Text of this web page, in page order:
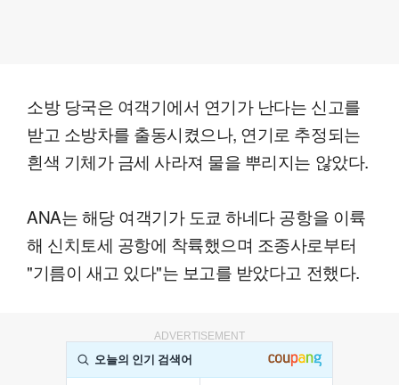
소방 당국은 여객기에서 연기가 난다는 신고를
받고 소방차를 출동시켰으나, 연기로 추정되는
흰색 기체가 금세 사라져 물을 뿌리지는 않았다.
ANA는 해당 여객기가 도쿄 하네다 공항을 이륙
해 신치토세 공항에 착륙했으며 조종사로부터
"기름이 새고 있다"는 보고를 받았다고 전했다.
ADVERTISEMENT